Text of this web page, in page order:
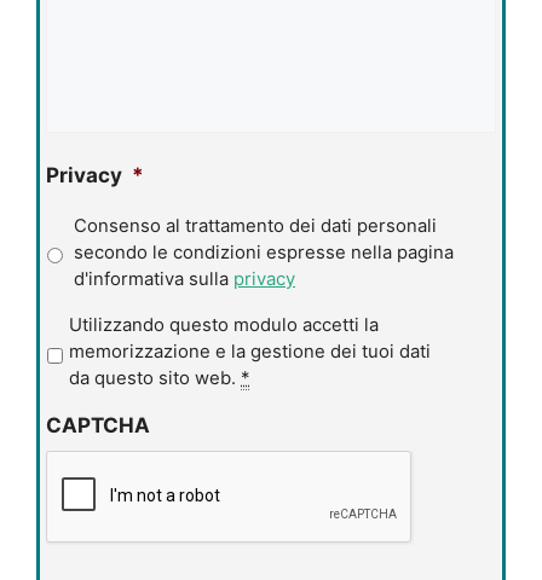
Privacy *
Consenso al trattamento dei dati personali
secondo le condizioni espresse nella pagina
d'informativa sulla privacy
r
a
c
*
Utilizzando questo modulo accetti la
memorizzazione e la gestione dei tuoi dati
da questo sito web. *
CAPTCHA